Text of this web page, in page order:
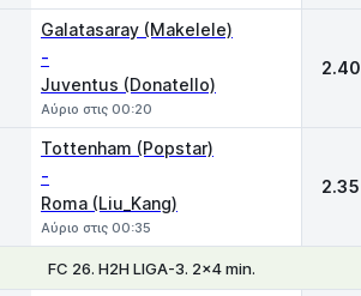
Galatasaray (Makelele)
-
Juventus (Donatello)
Αύριο στις 00:20
2.40
Tottenham (Popstar)
-
Roma (Liu_Kang)
Αύριο στις 00:35
2.35
FC 26. H2H LIGA-3. 2x4 min.